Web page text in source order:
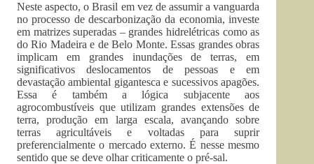
Neste aspecto, o Brasil em vez de assumir a vanguarda
no processo de descarbonização da economia, investe
em matrizes superadas – grandes hidrelétricas como as
do Rio Madeira e de Belo Monte. Essas grandes obras
implicam em grandes inundações de terras, em
significativos deslocamentos de pessoas e em
devastação ambiental gigantesca e sucessivos apagões.
Essa é também a lógica subjacente aos
agrocombustíveis que utilizam grandes extensões de
terra, produção em larga escala, avançando sobre
terras agricultáveis e voltadas para suprir
preferencialmente o mercado externo. É nesse mesmo
sentido que se deve olhar criticamente o pré-sal.